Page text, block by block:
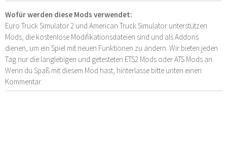
Wofür werden diese Mods verwendet:
Euro Truck Simulator 2 und American Truck Simulator unterstützen
Mods, die kostenlose Modifikationsdateien sind und als Addons
dienen, um ein Spiel mit neuen Funktionen zu ändern. Wir bieten jeden
Tag nur die langlebigen und getesteten ETS2 Mods oder ATS Mods an.
Wenn du Spaß mit diesem Mod hast, hinterlasse bitte unten einen
Kommentar.